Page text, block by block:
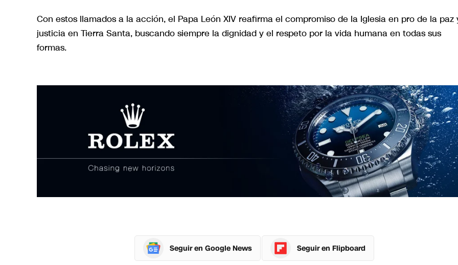
Con estos llamados a la acción, el Papa León XIV reafirma el compromiso de la Iglesia en pro de la paz
justicia en Tierra Santa, buscando siempre la dignidad y el respeto por la vida humana en todas sus
formas.
Seguir en Google News Seguir en Flipboard